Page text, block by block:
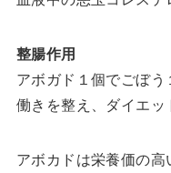
整腸作用
アボガド１個でごぼ
働きを整え、ダイエッ
アボカドは栄養価の高